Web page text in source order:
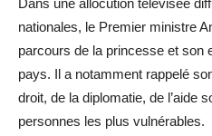
Dans une allocution télévisée
nationales, le Premier ministre
parcours de la princesse et son
pays. Il a notamment rappelé
droit, de la diplomatie, de l’aide
personnes les plus vulnérables.